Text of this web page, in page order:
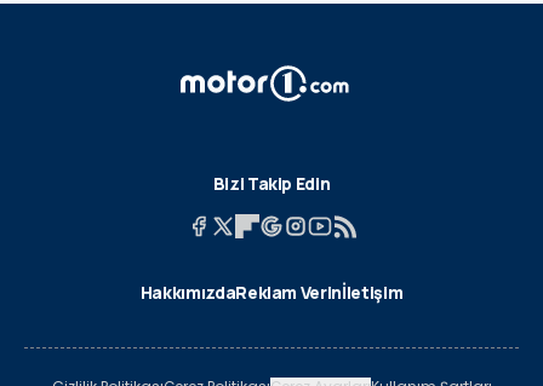
Bizi Takip Edin
HakkımızdaReklam Verinİletişim